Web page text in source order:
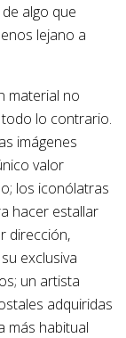
algo que
lejano a
material no
lo contrario.
imágenes
valor
los iconólatras
hacer estallar
dirección,
exclusiva
un artista
adquiridas
más habitual